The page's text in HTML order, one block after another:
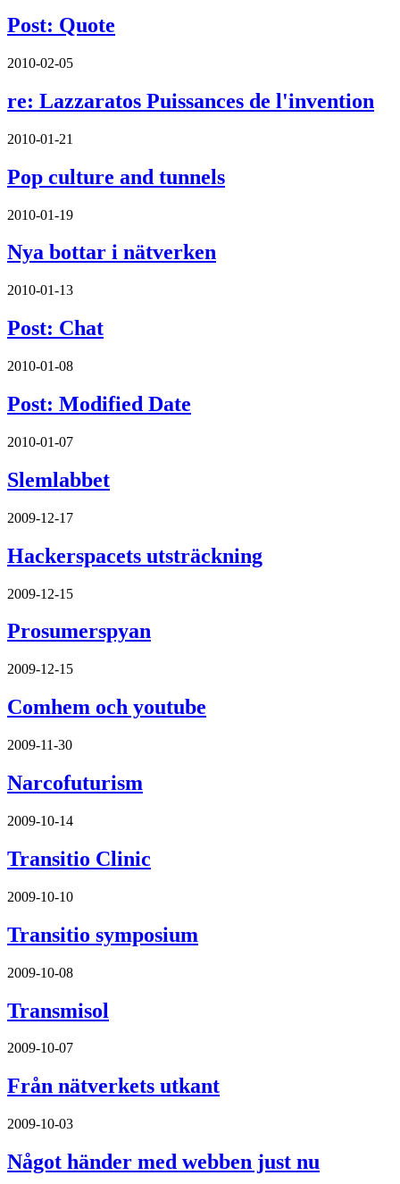
Post: Quote
2010-02-05
re: Lazzaratos Puissances de l'invention
2010-01-21
Pop culture and tunnels
2010-01-19
Nya bottar i nätverken
2010-01-13
Post: Chat
2010-01-08
Post: Modified Date
2010-01-07
Slemlabbet
2009-12-17
Hackerspacets utsträckning
2009-12-15
Prosumerspyan
2009-12-15
Comhem och youtube
2009-11-30
Narcofuturism
2009-10-14
Transitio Clinic
2009-10-10
Transitio symposium
2009-10-08
Transmisol
2009-10-07
Från nätverkets utkant
2009-10-03
Något händer med webben just nu